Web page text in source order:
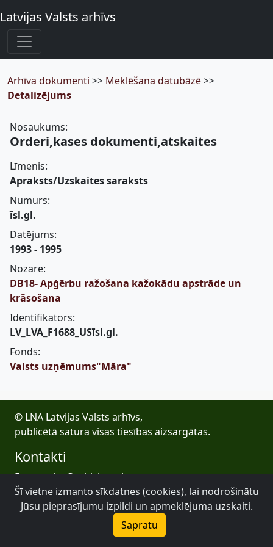
Latvijas Valsts arhīvs
Arhīva dokumenti >> Meklēšana datubāzē>>
Detalizējums
Nosaukums:
Orderi,kases dokumenti,atskaites
Līmenis:
Apraksts/Uzskaites saraksts
Numurs:
īsl.gl.
Datējums:
1993 - 1995
Nozare:
DB18- Apģērbu ražošana kažokādu apstrāde un
krāsošana
Identifikators:
LV_LVA_F1688_USīsl.gl.
Fonds:
Valsts uzņēmums"Māra"
© LNA Latvijas Valsts arhīvs,
publicētā satura visas tiesības aizsargātas.
Kontakti
E-pasts: lva@arhivi.gov.lv
Tālrunis: +371 20027447
Bezdelīgu 1A, Rīga
Šī vietne izmanto sīkdatnes (cookies), lai nodrošinātu
Jūsu pieprasījumu izpildi un apmeklējuma uzskaiti.
Sapratu